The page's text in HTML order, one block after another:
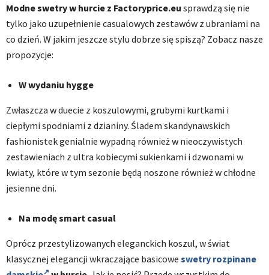
Modne swetry w hurcie z Factoryprice.eu sprawdzą się nie
tylko jako uzupełnienie casualowych zestawów z ubraniami na
co dzień. W jakim jeszcze stylu dobrze się spiszą? Zobacz nasze
propozycje:
W wydaniu hygge
Zwłaszcza w duecie z koszulowymi, grubymi kurtkami i
ciepłymi spodniami z dzianiny. Śladem skandynawskich
fashionistek genialnie wypadną również w nieoczywistych
zestawieniach z ultra kobiecymi sukienkami i dzwonami w
kwiaty, które w tym sezonie będą noszone również w chłodne
jesienne dni.
Na modę smart casual
Oprócz przestylizowanych eleganckich koszul, w świat
klasycznej elegancji wkraczające basicowe swetry rozpinane